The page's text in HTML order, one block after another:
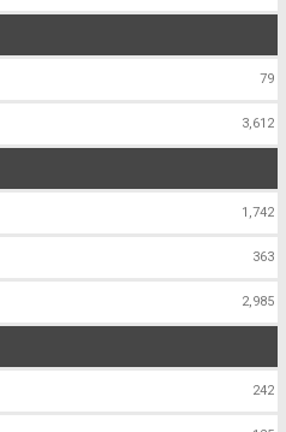
79
3,612
1,742
363
2,985
242